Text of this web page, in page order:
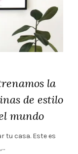
la
de estilo
mundo
tu casa. Este es